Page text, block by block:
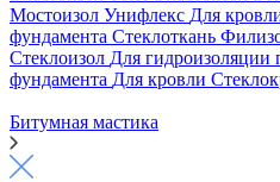
Мостоизол Унифлекс Для
фундамента Стеклоткань
Стеклоизол Для гидроизоляции
фундамента Для кровли
Битумная мастика